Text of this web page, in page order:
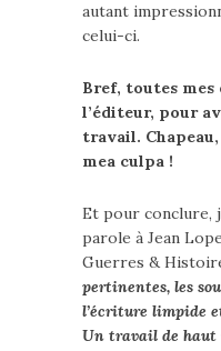
autant
celui-ci.
Bref, toutes mes
l’éditeur, pour
travail.
mea culpa !
Et pour conclure,
parole à Jean
Guerres &
pertinentes, les
l’écriture limpide
Un travail de haut